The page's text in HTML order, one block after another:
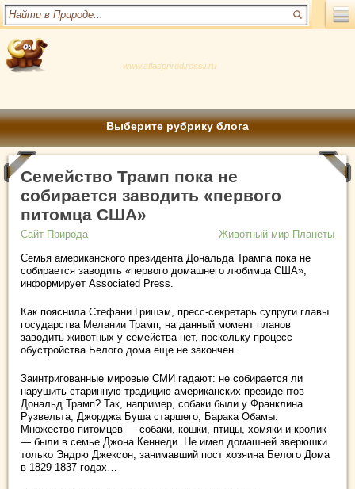
www.atlasprirodirossii.ru
Выберите рубрику блога
Семейство Трамп пока не
собирается заводить «первого
питомца США»
Сайт Природа
Животный мир Планеты
Семья американского президента Дональда Трампа пока не
собирается заводить «первого домашнего любимца США»,
информирует Associated Press.
Как пояснила Стефани Гришэм, пресс-секретарь супруги главы
государства Мелании Трамп, на данный момент планов
заводить животных у семейства нет, поскольку процесс
обустройства Белого дома еще не закончен.
Заинтригованные мировые СМИ гадают: не собирается ли
нарушить старинную традицию американских президентов
Дональд Трамп? Так, например, собаки были у Франклина
Рузвельта, Джорджа Буша старшего, Барака Обамы.
Множество питомцев — собаки, кошки, птицы, хомяки и кролик
— были в семье Джона Кеннеди. Не имел домашней зверюшки
только Эндрю Джексон, занимавший пост хозяина Белого Дома
в 1829-1837 годах…